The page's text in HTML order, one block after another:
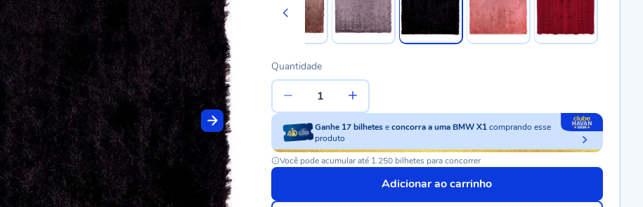
Quantidade
Ganhe 17 bilhetes econcorra a uma BMW X1comprando esse
produto
Você pode acumular até 1.250 bilhetes para concorrer
Adicionar ao carrinho